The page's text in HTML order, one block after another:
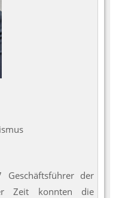
der
Zeit konnten die